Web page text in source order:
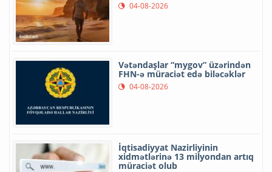
04-08-2026
Vətəndaşlar “mygov” üzərindən
FHN-ə müraciət edə biləcəklər
04-08-2026
İqtisadiyyat Nazirliyinin
xidmətlərinə 13 milyondan artıq
müraciət olub